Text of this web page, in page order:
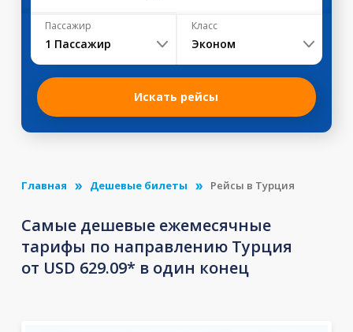
Пассажир
1 Пассажир
Класс
Эконом
Искать рейсы
Главная Дешевые билеты Рейсы в Турция
Самые дешевые ежемесячные
тарифы по направлению Турция
от USD 629.09* в один конец